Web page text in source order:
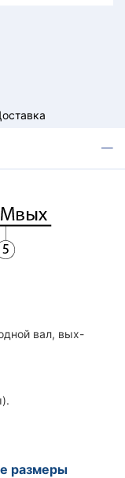
вал, вых-
размеры